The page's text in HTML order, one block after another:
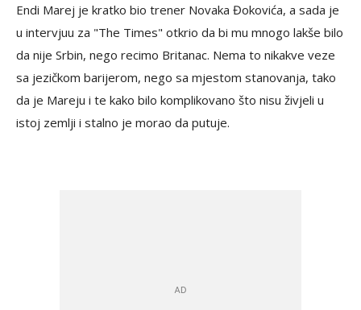
Endi Marej je kratko bio trener Novaka Đokovića, a sada je
u intervjuu za "The Times" otkrio da bi mu mnogo lakše bilo
da nije Srbin, nego recimo Britanac. Nema to nikakve veze
sa jezičkom barijerom, nego sa mjestom stanovanja, tako
da je Mareju i te kako bilo komplikovano što nisu živjeli u
istoj zemlji i stalno je morao da putuje.